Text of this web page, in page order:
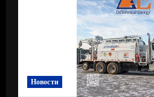
Новости